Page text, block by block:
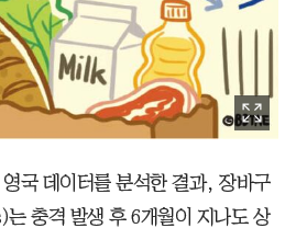
국 데이터를 분석한 결과, 장바구
충격 발생 후 6개월이 지나도 상